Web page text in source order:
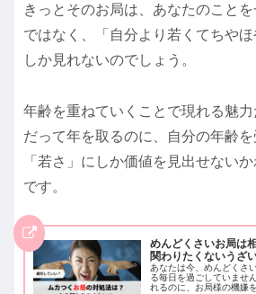
きっとそのお局は、あなたのこと
ではなく、「自分より若くてちや
しか見れないのでしょう。
年齢を重ねていくことで現れる魅
だって年を取るのに、自分の年齢を
「若さ」にしか価値を見出せない
です。
めんどくさいお局は
関わりたくないうざ
あなたは今、めんどくさ
る毎日を過ごしていませ
れるのに、お局様の機嫌